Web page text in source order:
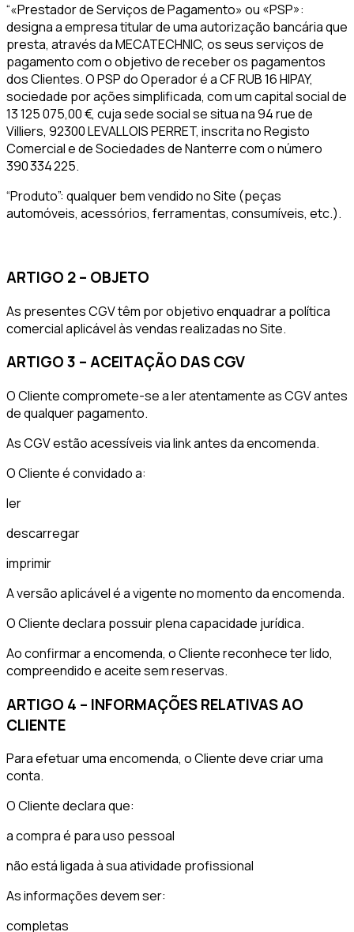
“«Prestador de Serviços de Pagamento» ou «PSP»:
designa a empresa titular de uma autorização bancária que
presta, através da MECATECHNIC, os seus serviços de
pagamento com o objetivo de receber os pagamentos
dos Clientes. O PSP do Operador é a CF RUB 16 HIPAY,
sociedade por ações simplificada, com um capital social de
13 125 075,00 €, cuja sede social se situa na 94 rue de
Villiers, 92300 LEVALLOIS PERRET, inscrita no Registo
Comercial e de Sociedades de Nanterre com o número
390 334 225.
“Produto”: qualquer bem vendido no Site (peças
automóveis, acessórios, ferramentas, consumíveis, etc.).
ARTIGO 2 – OBJETO
As presentes CGV têm por objetivo enquadrar a política
comercial aplicável às vendas realizadas no Site.
ARTIGO 3 – ACEITAÇÃO DAS CGV
O Cliente compromete-se a ler atentamente as CGV antes
de qualquer pagamento.
As CGV estão acessíveis via link antes da encomenda.
O Cliente é convidado a:
ler
descarregar
imprimir
A versão aplicável é a vigente no momento da encomenda.
O Cliente declara possuir plena capacidade jurídica.
Ao confirmar a encomenda, o Cliente reconhece ter lido,
compreendido e aceite sem reservas.
ARTIGO 4 – INFORMAÇÕES RELATIVAS AO
CLIENTE
Para efetuar uma encomenda, o Cliente deve criar uma
conta.
O Cliente declara que:
a compra é para uso pessoal
não está ligada à sua atividade profissional
As informações devem ser:
completas